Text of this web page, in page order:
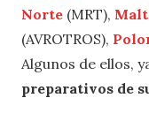
Norte (MRT),
(AVROTROS),
Algunos de ellos,
preparativos de